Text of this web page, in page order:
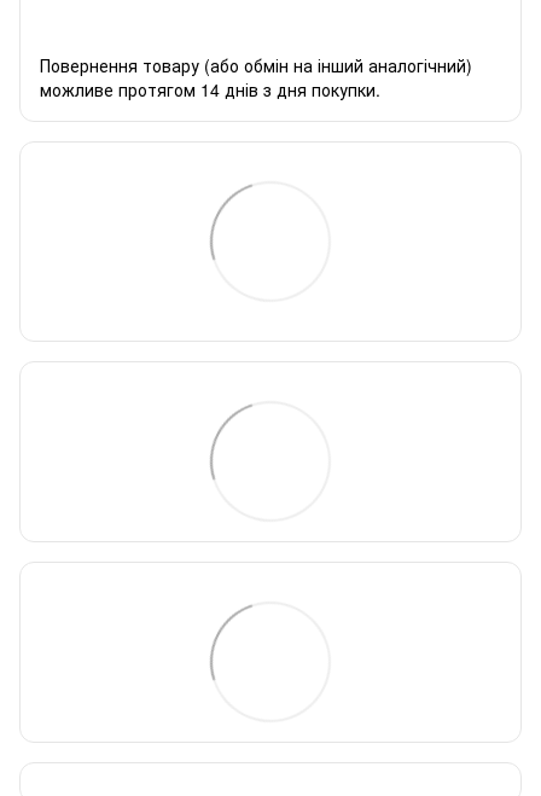
Повернення товару (або обмін на інший аналогічний)
можливе протягом 14 днів з дня покупки.